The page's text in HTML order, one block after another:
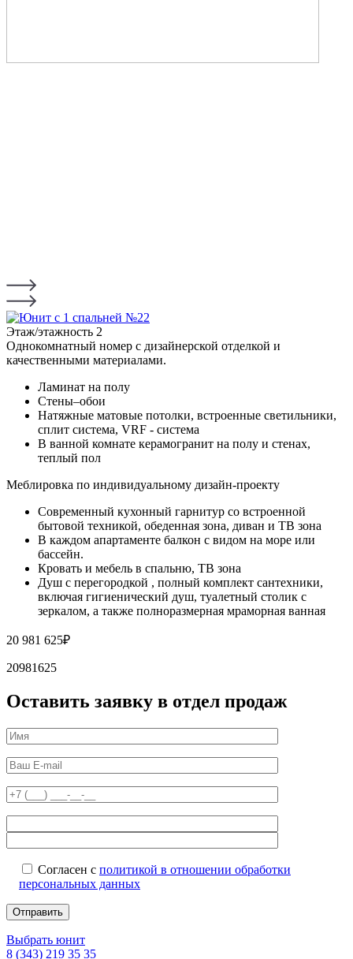
Этаж/этажность 2
Однокомнатный номер с дизайнерской отделкой и
качественными материалами.
Ламинат на полу
Стены–обои
Натяжные матовые потолки, встроенные светильники,
сплит система, VRF - система
В ванной комнате керамогранит на полу и стенах,
теплый пол
Меблировка по индивидуальному дизайн-проекту
Современный кухонный гарнитур со встроенной
бытовой техникой, обеденная зона, диван и ТВ зона
В каждом апартаменте балкон с видом на море или
бассейн.
Кровать и мебель в спальню, ТВ зона
Душ с перегородкой , полный комплект сантехники,
включая гигиенический душ, туалетный столик с
зеркалом, а также полноразмерная мраморная ванная
20 981 625₽
20981625
Оставить заявку в отдел продаж
Согласен с политикой в отношении обработки
персональных данных
Выбрать юнит
8 (343) 219 35 35